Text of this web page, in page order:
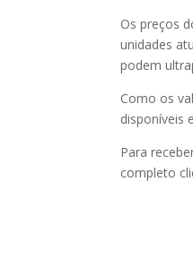
Os preços
unidades
podem
Como os
disponíveis
Para
completo